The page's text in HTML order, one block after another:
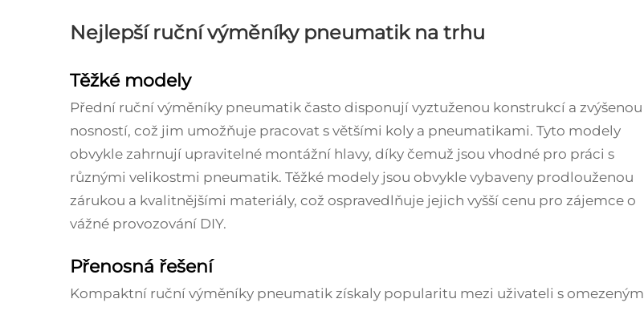
Nejlepší ruční výměníky pneumatik na trhu
Těžké modely
Přední ruční výměníky pneumatik často disponují vyztuženou konstrukcí a zvýšenou
nosností, což jim umožňuje pracovat s většími koly a pneumatikami. Tyto modely
obvykle zahrnují upravitelné montážní hlavy, díky čemuž jsou vhodné pro práci s
různými velikostmi pneumatik. Těžké modely jsou obvykle vybaveny prodlouženou
zárukou a kvalitnějšími materiály, což ospravedlňuje jejich vyšší cenu pro zájemce o
vážné provozování DIY.
Přenosná řešení
Kompaktní ruční výměníky pneumatik získaly popularitu mezi uživateli s omezeným